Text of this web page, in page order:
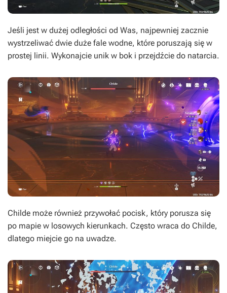
Jeśli jest w dużej odległości od Was, najpewniej zacznie
wystrzeliwać dwie duże fale wodne, które poruszają się w
prostej linii. Wykonajcie unik w bok i przejdźcie do natarcia.
Childe może również przywołać pocisk, który porusza się
po mapie w losowych kierunkach. Często wraca do Childe,
dlatego miejcie go na uwadze.